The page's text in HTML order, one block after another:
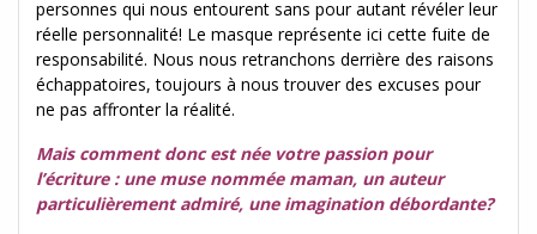
personnes qui nous entourent sans pour autant révéler leur
réelle personnalité! Le masque représente ici cette fuite de
responsabilité. Nous nous retranchons derrière des raisons
échappatoires, toujours à nous trouver des excuses pour
ne pas affronter la réalité.
Mais comment donc est née votre passion pour
l’écriture : une muse nommée maman, un auteur
particulièrement admiré, une imagination débordante?